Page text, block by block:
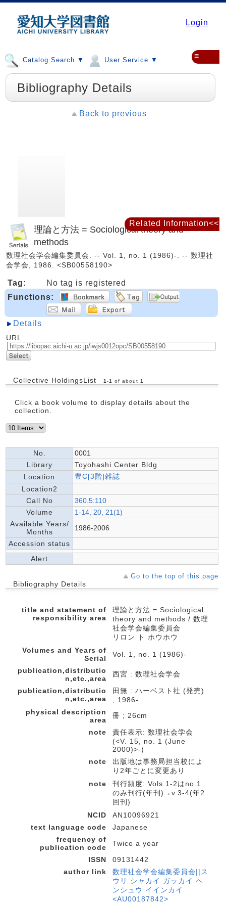
Login
Catalog Search ▼ User Service ▼ ≡
Bibliography Details
Back to previous
理論と方法 = Sociological theory and
methods
数理社会学会編集委員会. -- Vol. 1, no. 1 (1986)-. -- 数理社
会学会, 1986. <SB00558190>
Tag:
No tag is registered
Functions:
Details
URL:
Collective HoldingsList 1 -1 of about 1
Click a book volume to display details about the
collection.
No.
0001
Library
Toyohashi Center Bldg
Location
豊C[3階]雑誌
Location2
Call No
360.5:110
Volume
1-14, 20, 21(1)
Available Years/
Months
1986-2006
Accession status
Alert
Go to the top of this page
Bibliography Details
title and statement of
responsibility area
理論と方法 = Sociological
theory and methods / 数理
社会学会編集委員会
リロン ト ホウホウ
Volumes and Years of
Serial
Vol. 1, no. 1 (1986)-
publication,distributio
n,etc.,area
西宮 : 数理社会学会
publication,distributio
n,etc.,area
田無 : ハーベスト社 (発売)
, 1986-
physical description
area
冊 ; 26cm
note
責任表示: 数理社会学会
(<V. 15, no. 1 (June
2000)>-)
note
出版地は事務局担当校によ
り2年ごとに変更あり
note
刊行頻度: Vols.1-2はno.1
のみ刊行(年刊)→v.3-4(年2
回刊)
NCID
AN10096921
text language code
Japanese
frequency of
publication code
Twice a year
ISSN
09131442
author link
数理社会学会編集委員会||ス
ウリ シャカイ ガッカイ ヘ
ンシュウ イインカイ
<AU00187842>
Related Information<<